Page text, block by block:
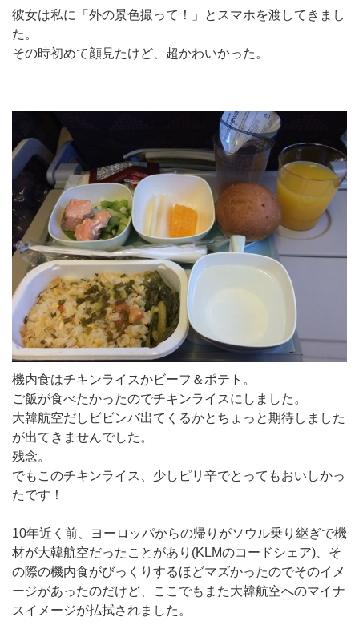
彼女は私に「外の景色撮って！」とスマホを渡してきまし
た。
その時初めて顔見たけど、超かわいかった。
機内食はチキンライスかビーフ＆ポテト。
ご飯が食べたかったのでチキンライスにしました。
大韓航空だしビビンバ出てくるかとちょっと期待しました
が出てきませんでした。
残念。
でもこのチキンライス、少しピリ辛でとってもおいしかっ
たです！
10年近く前、ヨーロッパからの帰りがソウル乗り継ぎで機
材が大韓航空だったことがあり(KLMのコードシェア)、そ
の際の機内食がびっくりするほどマズかったのでそのイメ
ージがあったのだけど、ここでもまた大韓航空へのマイナ
スイメージが払拭されました。